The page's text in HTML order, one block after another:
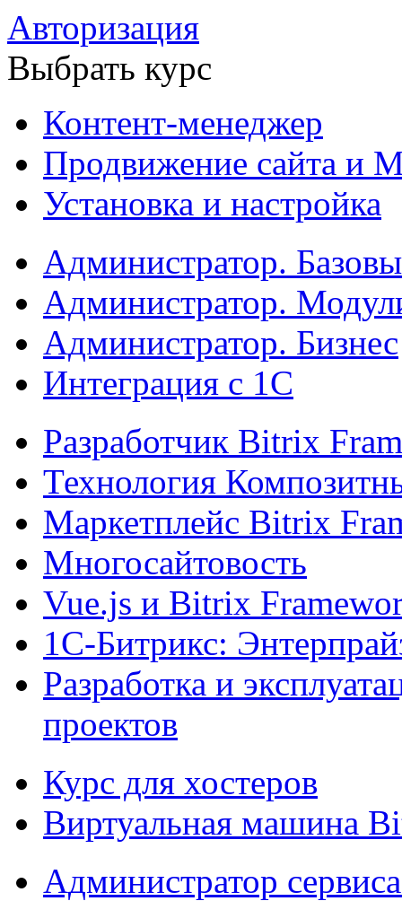
Авторизация
Выбрать курс
Контент-менеджер
Продвижение сайта и
Установка и настройка
Администратор.
Администратор.
Администратор. Бизнес
Интеграция с 1С
Разработчик Bitrix
Технология
Маркетплейс Bitrix
Многосайтовость
Vue.js и Bitrix
1С-Битрикс:
Разработка и
проектов
Курс для хостеров
Виртуальная машина
Администратор